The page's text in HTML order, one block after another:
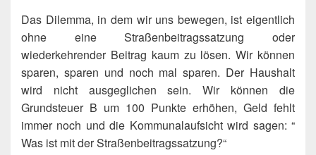
Das Dilemma, in dem wir uns bewegen, ist eigentlich
ohne eine Straßenbeitragssatzung oder
wiederkehrender Beitrag kaum zu lösen. Wir können
sparen, sparen und noch mal sparen. Der Haushalt
wird nicht ausgeglichen sein. Wir können die
Grundsteuer B um 100 Punkte erhöhen, Geld fehlt
immer noch und die Kommunalaufsicht wird sagen: “
Was ist mit der Straßenbeitragssatzung?“